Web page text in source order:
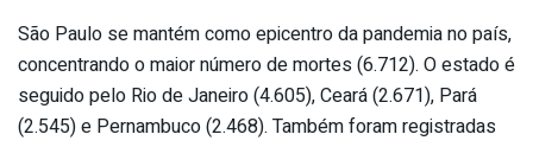
São Paulo se mantém como epicentro da pandemia no país,
concentrando o maior número de mortes (6.712). O estado é
seguido pelo Rio de Janeiro (4.605), Ceará (2.671), Pará
(2.545) e Pernambuco (2.468). Também foram registradas